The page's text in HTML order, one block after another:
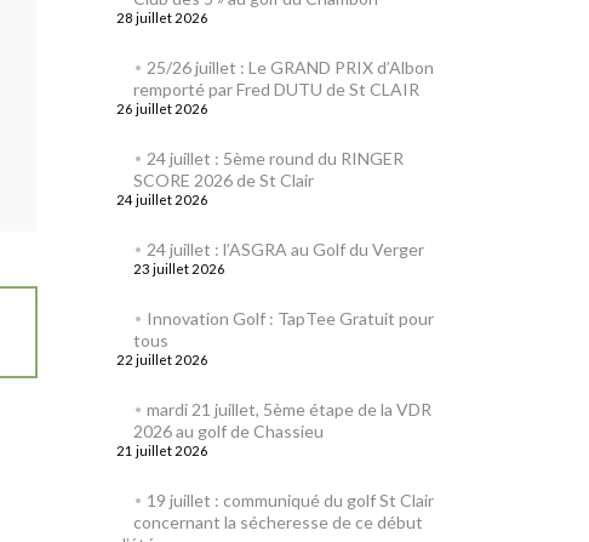
28 juillet 2026
25/26 juillet : Le GRAND PRIX d’Albon
remporté par Fred DUTU de St CLAIR
26 juillet 2026
24 juillet : 5ème round du RINGER
SCORE 2026 de St Clair
24 juillet 2026
24 juillet : l’ASGRA au Golf du Verger
23 juillet 2026
Innovation Golf : TapTee Gratuit pour
tous
22 juillet 2026
mardi 21 juillet, 5ème étape de la VDR
2026 au golf de Chassieu
21 juillet 2026
19 juillet : communiqué du golf St Clair
concernant la sécheresse de ce début